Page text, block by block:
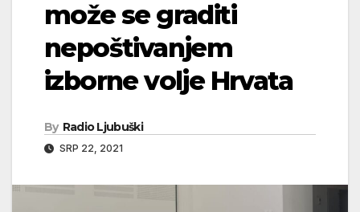
može se graditi
nepoštivanjem
izborne volje Hrvata
By Radio Ljubuški
SRP 22, 2021